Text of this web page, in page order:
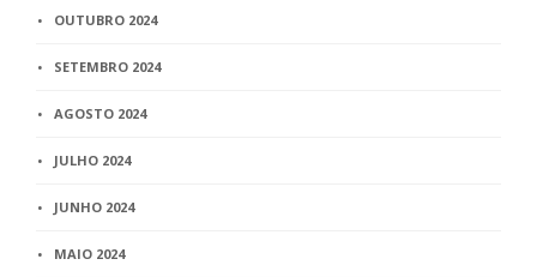
OUTUBRO 2024
SETEMBRO 2024
AGOSTO 2024
JULHO 2024
JUNHO 2024
MAIO 2024